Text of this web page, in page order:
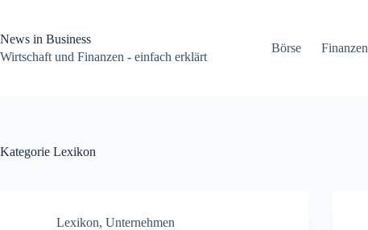
springen
News in Business
Wirtschaft und Finanzen - einfach erklärt
Börse Finanzen
Kategorie Lexikon
Lexikon, Unternehmen